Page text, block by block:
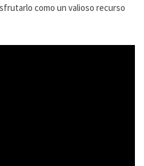
como un valioso recurso